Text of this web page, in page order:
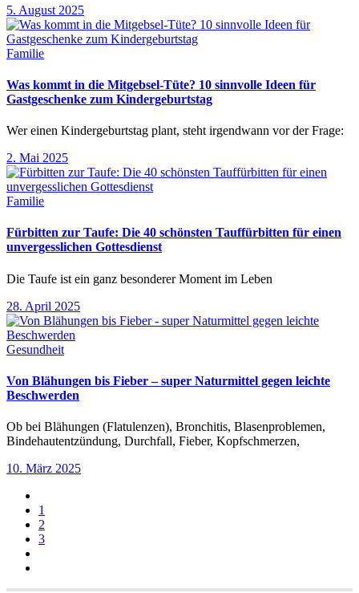
5. August 2025
Familie
Was kommt in die Mitgebsel-Tüte? 10 sinnvolle Ideen für
Gastgeschenke zum Kindergeburtstag
Wer einen Kindergeburtstag plant, steht irgendwann vor der Frage:
2. Mai 2025
Familie
Fürbitten zur Taufe: Die 40 schönsten Tauffürbitten für einen
unvergesslichen Gottesdienst
Die Taufe ist ein ganz besonderer Moment im Leben
28. April 2025
Gesundheit
Von Blähungen bis Fieber – super Naturmittel gegen leichte
Beschwerden
Ob bei Blähungen (Flatulenzen), Bronchitis, Blasenproblemen,
Bindehautentzündung, Durchfall, Fieber, Kopfschmerzen,
10. März 2025
1
2
3